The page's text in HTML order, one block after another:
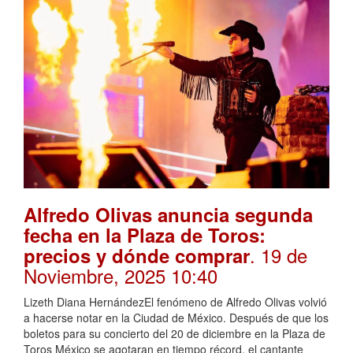
Alfredo Olivas anuncia segunda
fecha en la Plaza de Toros:
precios y dónde comprar. 19 de
Noviembre, 2025 10:40
Lizeth Diana HernándezEl fenómeno de Alfredo Olivas volvió
a hacerse notar en la Ciudad de México. Después de que los
boletos para su concierto del 20 de diciembre en la Plaza de
Toros México se agotaran en tiempo récord, el cantante